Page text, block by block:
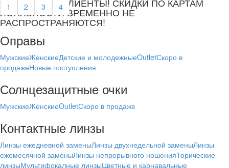
УВАЖАЕМЫЕ КЛИЕНТЫ! СКИДКИ ПО КАРТАМ
ЛОЯЛЬНОСТИ ВРЕМЕННО НЕ
РАСПРОСТРАНЯЮТСЯ!
1 2 3 4
Оправы
МужскиеЖенскиеДетские и молодежныеOutletСкоро в
продажеНовые поступления
Солнцезащитные очки
МужскиеЖенскиеOutletСкоро в продаже
Контактные линзы
Линзы ежедневной заменыЛинзы двухнедельной заменыЛинзы
ежемесячной заменыЛинзы непрерывного ношенияТорические
линзыМультифокалные линзыЦветные и карнавальные